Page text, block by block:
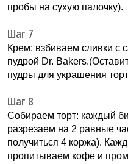
пробы на сухую палочку).
Шаг 7
Крем: взбиваем сливки с
пудрой Dr.
пудры для украшения
Шаг 8
Собираем торт: каждый
разрезаем на 2 равные
получиться 4 коржа).
пропитываем кофе и